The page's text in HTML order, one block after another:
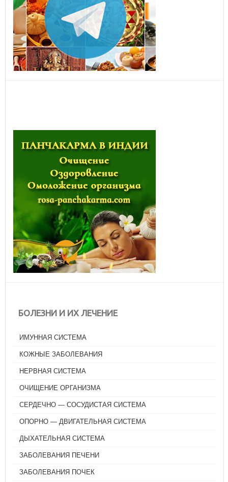
БОЛЕЗНИ И ИХ ЛЕЧЕНИЕ
ИМУННАЯ СИСТЕМА
КОЖНЫЕ ЗАБОЛЕВАНИЯ
НЕРВНАЯ СИСТЕМА
ОЧИЩЕНИЕ ОРГАНИЗМА
СЕРДЕЧНО — СОСУДИСТАЯ СИСТЕМА
ОПОРНО — ДВИГАТЕЛЬНАЯ СИСТЕМА
ДЫХАТЕЛЬНАЯ СИСТЕМА
ЗАБОЛЕВАНИЯ ПЕЧЕНИ
ЗАБОЛЕВАНИЯ ПОЧЕК